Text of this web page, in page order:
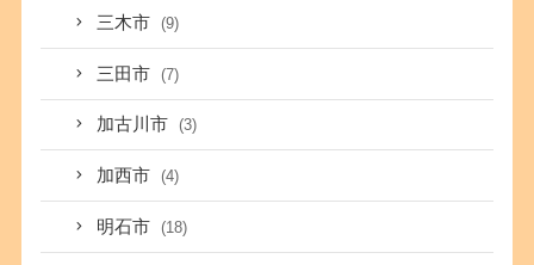
三木市 (9)
三田市 (7)
加古川市 (3)
加西市 (4)
明石市 (18)